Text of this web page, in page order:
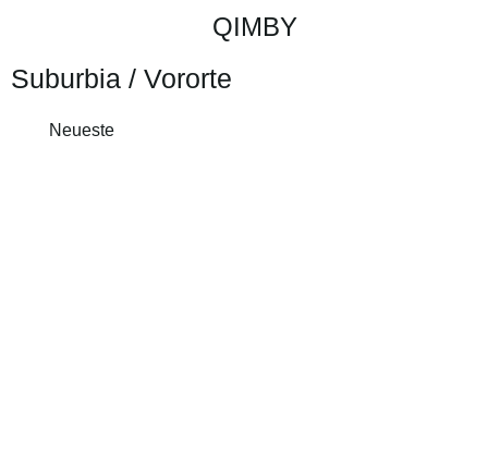
QIMBY
Suburbia / Vororte
Neueste